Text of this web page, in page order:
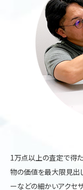
1万点以上の査定で得
物の価値を最大限見出
ーなどの細かいアクセ